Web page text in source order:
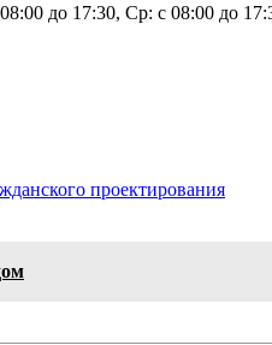
до 17:30, Ср: с 08:00 до
проектирования